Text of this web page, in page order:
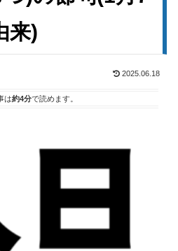
来)
2025.06.18
は約4分で読めます。